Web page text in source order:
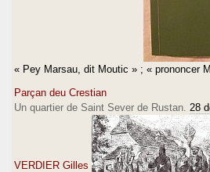
« Pey Marsau, dit Moutic » ; « prononcer
Parçan deu Crestian
Un quartier de Saint Sever de Rustan. 28
VERDIER Gilles